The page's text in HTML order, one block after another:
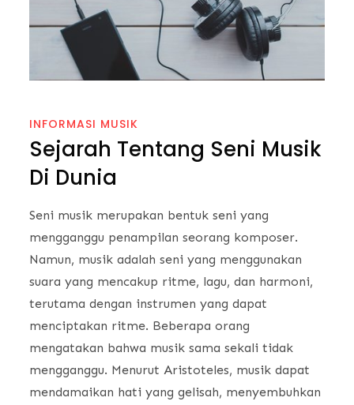
INFORMASI MUSIK
Sejarah Tentang Seni Musik
Di Dunia
Seni musik merupakan bentuk seni yang
mengganggu penampilan seorang komposer.
Namun, musik adalah seni yang menggunakan
suara yang mencakup ritme, lagu, dan harmoni,
terutama dengan instrumen yang dapat
menciptakan ritme. Beberapa orang
mengatakan bahwa musik sama sekali tidak
mengganggu. Menurut Aristoteles, musik dapat
mendamaikan hati yang gelisah, menyembuhkan